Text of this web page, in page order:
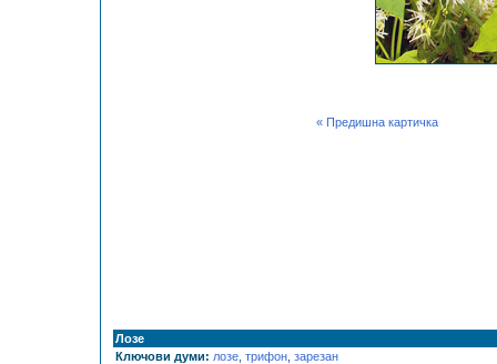
« Предишна картичка
Лозе
Ключови думи: лозе трифон зарезан